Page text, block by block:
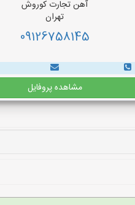
آهن تجارت کوروش
تهران
09126758145
مشاهده پروفایل